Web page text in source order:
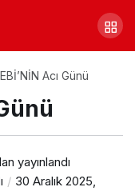
Acı Günü
yayınlandı
30 Aralık 2025,
ertelendi